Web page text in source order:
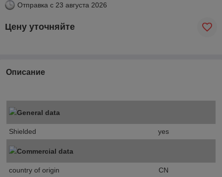
Отправка с 23 августа 2026
Цену уточняйте
Описание
General data
Shielded yes
Commercial data
country of origin
CN